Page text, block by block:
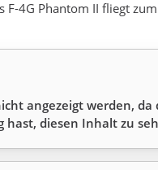
F-4G Phantom II fliegt
angezeigt werden, da
hast, diesen Inhalt zu